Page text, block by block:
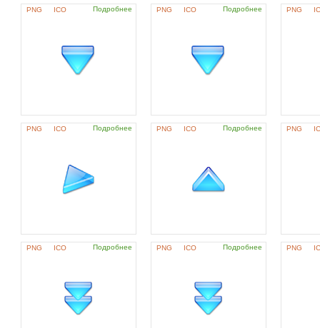
PNG ICO Подробнее PNG ICO Подробнее PNG
PNG ICO Подробнее PNG ICO Подробнее PNG
PNG ICO Подробнее PNG ICO Подробнее PNG